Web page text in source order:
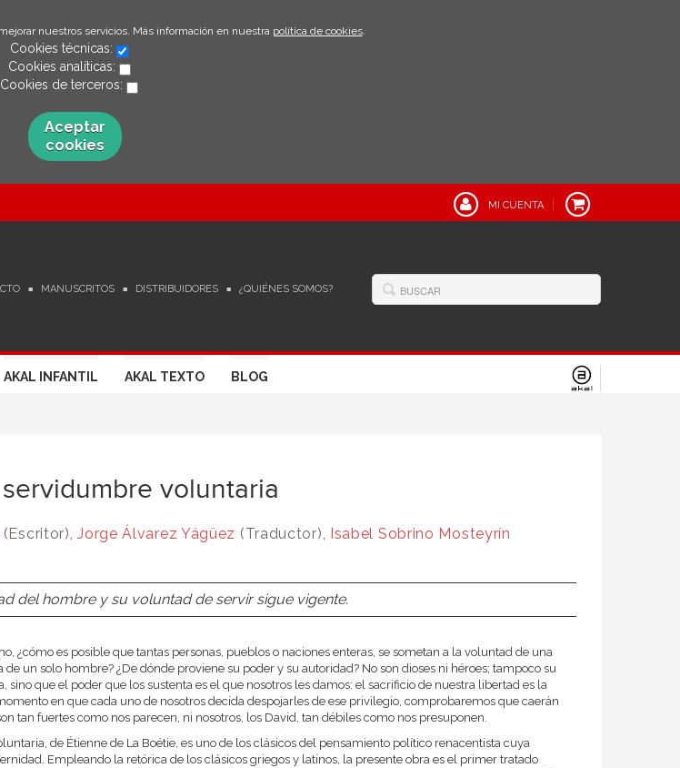
nuestros servicios. Más información en nuestra política de cookies.
Cookies técnicas:
Cookies analíticas:
Cookies de terceros:
Aceptar
cookies
MI CUENTA
MANUSCRITOS DISTRIBUIDORES ¿QUIÉNES SOMOS?
AKAL INFANTIL AKAL TEXTO BLOG
voluntaria
(Escritor),Jorge Álvarez Yágüez (Traductor), Isabel Sobrino Mosteyrín
del hombre y su voluntad de servir sigue vigente.
¿cómo es posible que tantas personas, pueblos o naciones enteras, se sometan a la voluntad de una
de un solo hombre? ¿De dónde proviene su poder y su autoridad? No son dioses ni héroes; tampoco su
sino que el poder que los sustenta es el que nosotros les damos: el sacrificio de nuestra libertad es la
en que cada uno de nosotros decida despojarles de ese privilegio, comprobaremos que caerán
tan fuertes como nos parecen, ni nosotros, los David, tan débiles como nos presuponen.
de Étienne de La Boétie, es uno de los clásicos del pensamiento político renacentista cuya
Empleando la retórica de los clásicos griegos y latinos, la presente obra es el primer tratado